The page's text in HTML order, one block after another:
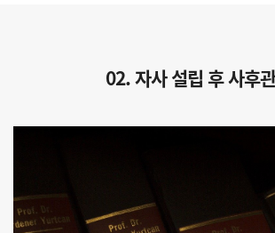
02. 자사 설립 후 사후